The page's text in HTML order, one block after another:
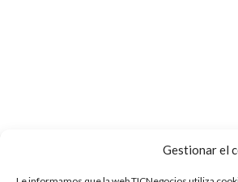
Gestionar el